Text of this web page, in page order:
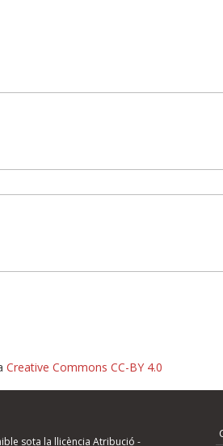
Creative Commons CC-BY 4.0
sota la llicència Atribució -